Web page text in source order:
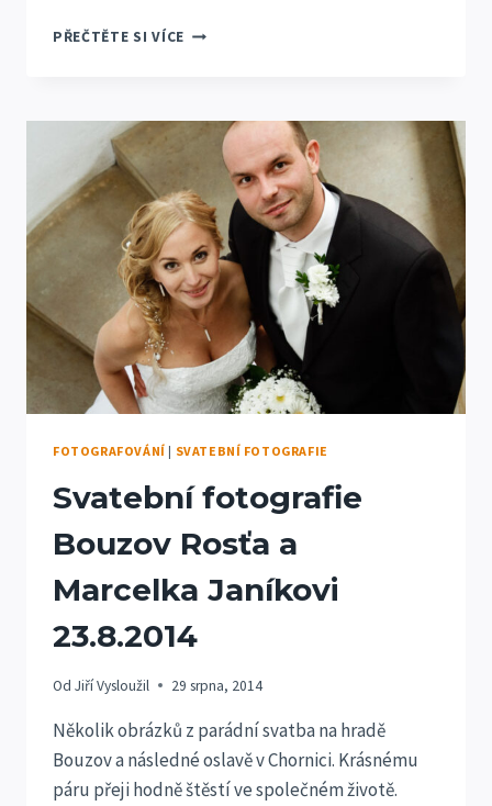
PŘEČTĚTE SI VÍCEDATABÁZE
NA
NOVOU
DOMÉNU
FOTOGRAFOVÁNÍ | SVATEBNÍ FOTOGRAFIE
Svatební fotografie
Bouzov Rosťa a
Marcelka Janíkovi
23.8.2014
Od Jiří Vysloužil 29 srpna, 2014
Několik obrázků z parádní svatba na hradě
Bouzov a následné oslavě v Chornici. Krásnému
páru přeji hodně štěstí ve společném životě.